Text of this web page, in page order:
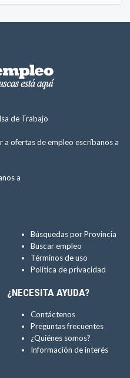
de Trabajo
ofertas de empleo escríbanos a
a
Búsquedas por Provincia
Buscar empleo
Términos de uso
Política de privacidad
¿NECESITA AYUDA?
Contáctenos
Preguntas frecuentes
¿Quiénes somos?
Información de interés